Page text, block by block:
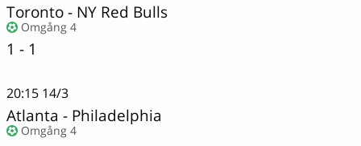
Toronto - NY Red Bulls
Omgång 4
1 - 1
20:15 14/3
Atlanta - Philadelphia
Omgång 4